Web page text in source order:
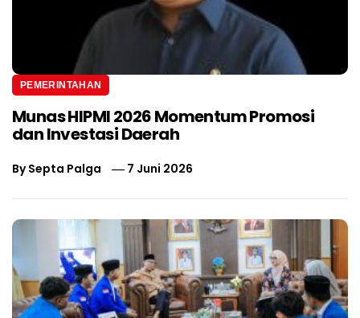
PEMERINTAHAN
Munas HIPMI 2026 Momentum Promosi
dan Investasi Daerah
BySepta Palga 7 Juni 2026